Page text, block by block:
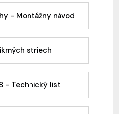
- Montážny návod
striech
- Technický list